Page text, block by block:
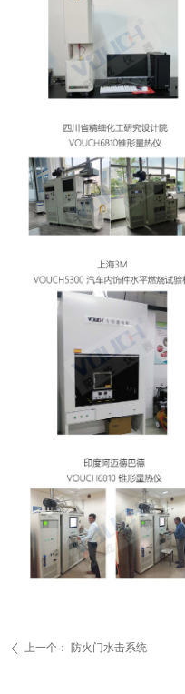
ꄴ 上一个： 防火门水击系统